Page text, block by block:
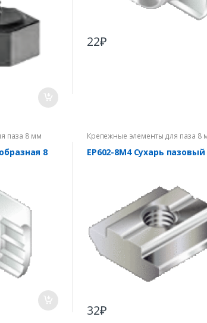
22₽
паза 8 мм
8
Крепежные элементы для паза 8
EP602-8M4 Сухарь
32₽